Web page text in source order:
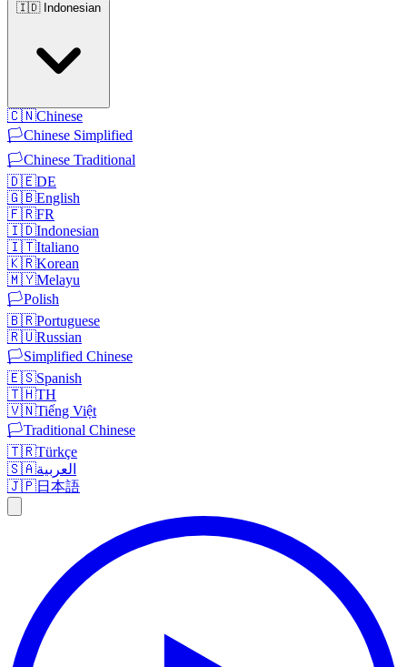
🇮🇩 Indonesian
🇨🇳Chinese
🏳️Chinese Simplified
🏳️Chinese Traditional
🇩🇪DE
🇬🇧English
🇫🇷FR
🇮🇩Indonesian
🇮🇹Italiano
🇰🇷Korean
🇲🇾Melayu
🏳️Polish
🇧🇷Portuguese
🇷🇺Russian
🏳️Simplified Chinese
🇪🇸Spanish
🇹🇭TH
🇻🇳Tiếng Việt
🏳️Traditional Chinese
🇹🇷Türkçe
🇸🇦العربية
🇯🇵日本語